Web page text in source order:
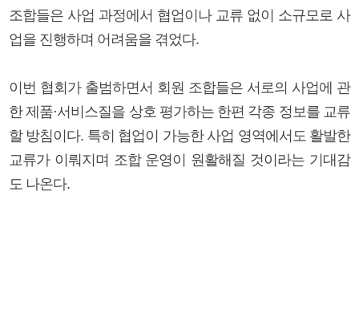
조합들은 사업 과정에서 협업이나 교류 없이 소규모로 사
업을 진행하며 어려움을 겪었다.
이번 협회가 출범하면서 회원 조합들은 서로의 사업에 관
한 제품·서비스질을 상호 평가하는 한편 각종 정보를 교류
할 방침이다. 특히 협업이 가능한 사업 영역에서도 활발한
교류가 이뤄지며 조합 운영이 원활해질 것이라는 기대감
도 나온다.